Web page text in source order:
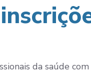
da saúde